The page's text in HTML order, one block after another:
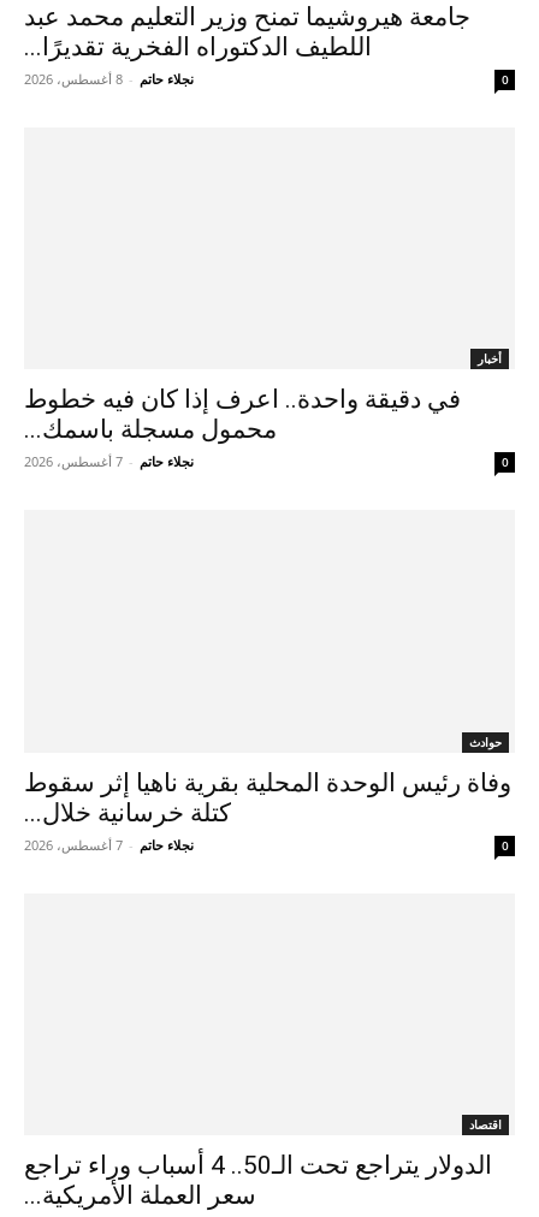
جامعة هيروشيما تمنح وزير التعليم محمد عبد
اللطيف الدكتوراه الفخرية تقديرًا...
نجلاء حاتم - 8 أغسطس، 2026 0
أخبار
في دقيقة واحدة.. اعرف إذا كان فيه خطوط
محمول مسجلة باسمك...
نجلاء حاتم - 7 أغسطس، 2026 0
حوادث
وفاة رئيس الوحدة المحلية بقرية ناهيا إثر سقوط
كتلة خرسانية خلال...
نجلاء حاتم - 7 أغسطس، 2026 0
اقتصاد
الدولار يتراجع تحت الـ50.. 4 أسباب وراء تراجع
سعر العملة الأمريكية...